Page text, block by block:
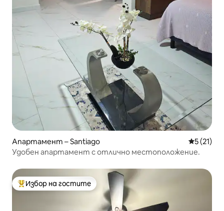
Апартамент – Santiago Средна
5 (21)
Удобен апартамент с отлично местоположение.
Най-популярен избор на гостите
Избор на гостите